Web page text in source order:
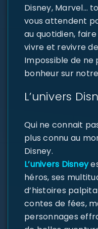
Disney, Marvel…
vous attendent
au quotidien,
vivre et revivre
Impossible de
bonheur sur
L’univers
Qui ne connait
plus connu au
Disney.
L’univers Disney
héros, ses
d’histoires
contes de fées,
personnages